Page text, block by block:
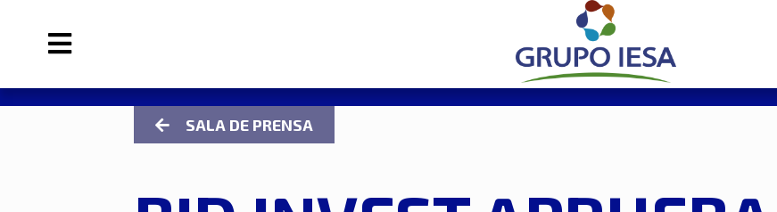
SALA DE PRENSA